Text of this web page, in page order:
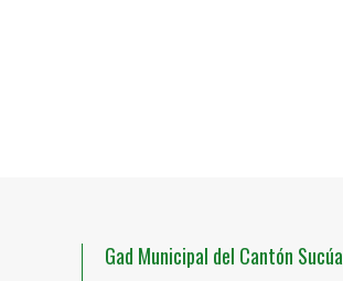
Gad Municipal del Cantón Sucúa